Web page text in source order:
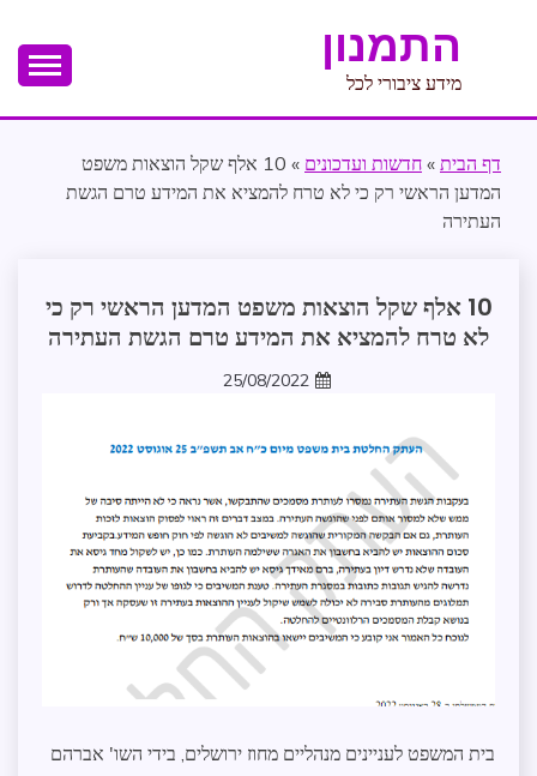
התמנון
מידע ציבורי לכל
דף הבית » חדשות ועדכונים »
10 אלף שקל הוצאות משפט
המדען הראשי רק כי לא טרח להמציא את המידע טרם הגשת
העתירה
חופש
מידע
עתירת
10 אלף שקל הוצאות משפט המדען הראשי רק כי
לא טרח להמציא את המידע טרם הגשת העתירה
25/08/2022
בית המשפט לעניינים מנהליים מחוז ירושלים, בידי השו' אברהם